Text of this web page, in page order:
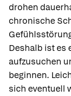
drohen
chronische
Deshalb ist es
aufzusuchen
beginnen.
sich eventuell